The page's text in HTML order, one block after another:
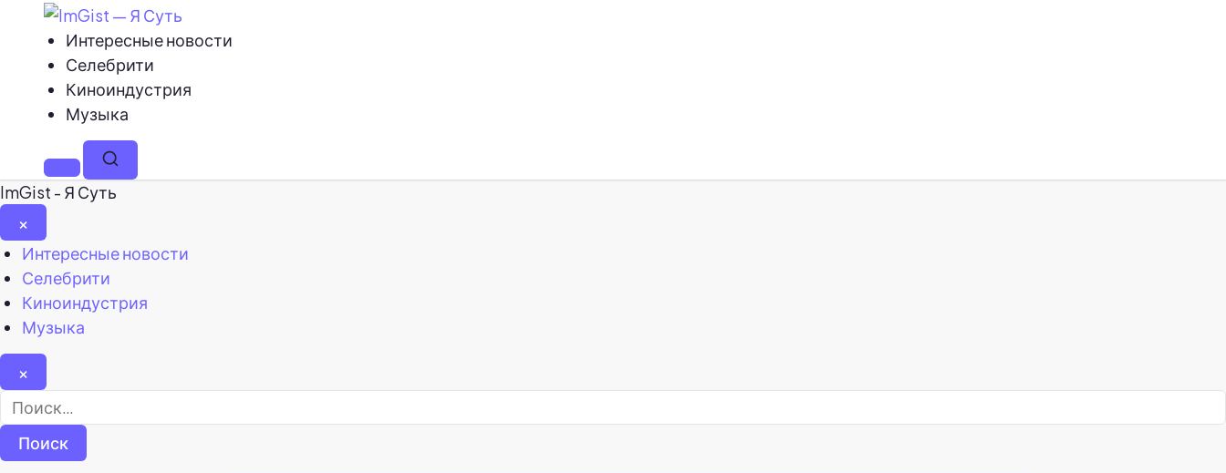
Интересные новости
Селебрити
Киноиндустрия
Музыка
МенюПоиск
ImGist - Я Суть
×
Закрыть
меню
Интересные новости
Селебрити
Киноиндустрия
Музыка
×
Найти: